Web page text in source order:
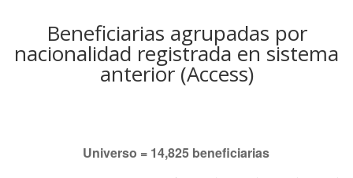
Beneficiarias agrupadas por
nacionalidad registrada en sistema
anterior (Access)